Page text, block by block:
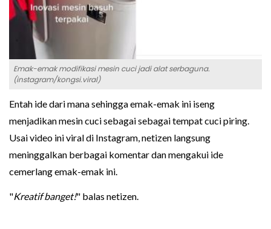
Emak-emak modifikasi mesin cuci jadi alat serbaguna.
(instagram/kongsi.viral)
Entah ide dari mana sehingga emak-emak ini iseng
menjadikan mesin cuci sebagai sebagai tempat cuci piring.
Usai video ini viral di Instagram, netizen langsung
meninggalkan berbagai komentar dan mengakui ide
cemerlang emak-emak ini.
"Kreatif banget!" balas netizen.